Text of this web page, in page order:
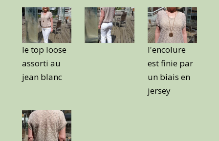
le top loose
assorti au
jean blanc
l'encolure
est finie par
un biais en
jersey